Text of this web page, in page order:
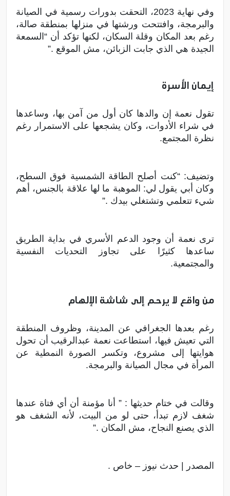
وفي نهاية 2023، التحقت بدورات رسمية في الصيانة
والبرمجة، وافتتحت ورشتها في منزلها بمنطقة صالة،
رغم بعد المكان وقلة السكان، لكنها تؤكد أن “السمعة
الجيدة هي الذي جابت الزبائن، مش الموقع .”
إيمان الأسرة
تقول نعمة إن والدها كان أول من آمن بها، وساعدها
في شراء الأدوات، وكان يشجعها على الاستمرار رغم
نظرة المجتمع.
وتضيف: “كنت أصلح الطاقة الشمسية فوق السطح،
وكان أبي يقول لي: الموهبة ما لها علاقة بالجنس، أهم
شيء تتعلمي وتشتغلي بيدك .”
ترى نعمة أن وجود الدعم الأسري في بداية الطريق
ساعدها كثيرًا على تجاوز التحديات النفسية
والمجتمعية.
من واقع لا يرحم إلى شاشة الإلهام
رغم بعدها الجغرافي عن المدينة، وظروف المنطقة
التي تعيش فيها، استطاعت نعمة عبدالرقيب أن تحول
هوايتها إلى مشروع، وتكسر الصورة النمطية عن
المرأة في مجال الصيانة والبرمجة.
وقالت في ختام حديثها : ” أنا مؤمنة أن أي فتاة عندها
شغف لازم تبدأ، حتى لو من البيت، لأنه الشغف هو
الذي يصنع النجاح، مش المكان .”
المصدر | حدث نيوز – خاص .